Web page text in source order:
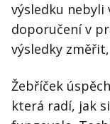
výsledku
doporučení v
výsledky
Žebříček
která radí, jak